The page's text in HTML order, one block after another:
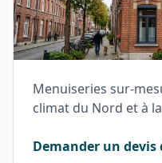
Menuiseries sur-
climat du Nord et à
Demander un devis